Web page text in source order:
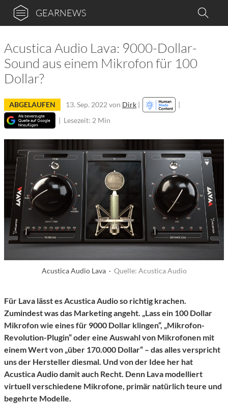
GEARNEWS
Acustica Audio Lava: 9000-Dollar-
Sound aus einem Mikrofon für 100
Dollar?
ABGELAUFEN 13. Sep. 2022 von Dirk |
|
| Lesezeit: 2 Min
Acustica Audio Lava · Quelle: Acustica Audio
Für Lava lässt esAcustica Audioso richtig krachen.
Zumindest was das Marketing angeht. „Lass ein 100 Dollar
Mikrofon wie eines für 9000 Dollar klingen“, „Mikrofon-
Revolution-Plugin“ oder eine Auswahl von Mikrofonen mit
einem Wert von „über 170.000 Dollar“ – das alles verspricht
uns der Hersteller diesmal. Und von der Idee her hat
Acustica Audio damit auch Recht. Denn Lava modelliert
virtuell verschiedene Mikrofone, primär natürlich teure und
begehrte Modelle.